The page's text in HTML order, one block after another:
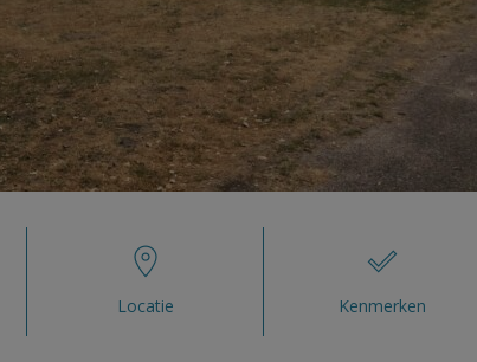
Locatie Kenmerken